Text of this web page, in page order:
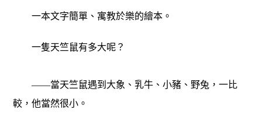
一本文字簡單、寓教於樂的繪本。
一隻天竺鼠有多大呢？
——當天竺鼠遇到大象、乳牛、小豬、野兔，一比
較，他當然很小。